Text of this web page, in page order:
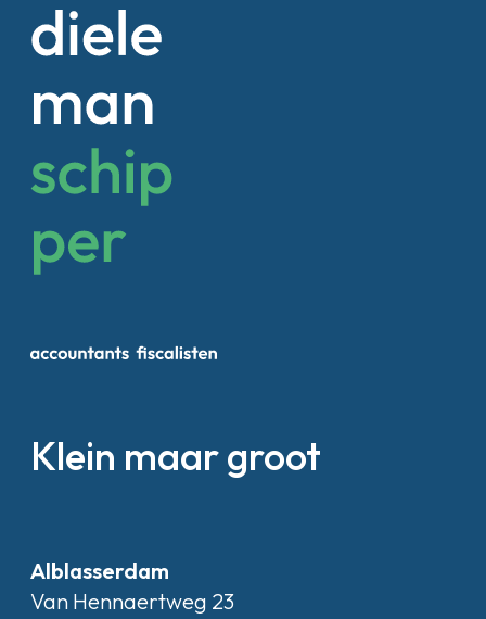
Klein maar groot
Alblasserdam
Van Hennaertweg 23